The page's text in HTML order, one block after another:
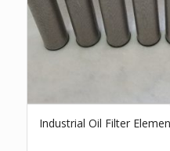
Industrial Oil Filter